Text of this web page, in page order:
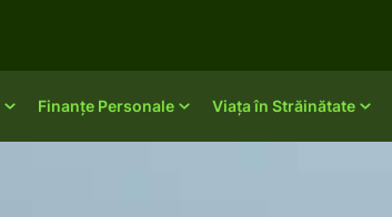
Finanțe Personale Viața în Străinătate